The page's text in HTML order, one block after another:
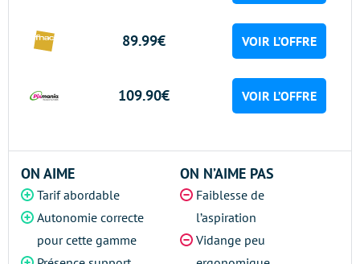
89.99€ VOIR L’OFFRE
109.90€ VOIR L’OFFRE
ON AIME
Tarif abordable
Autonomie correcte
pour cette gamme
ON N’AIME PAS
Faiblesse de
l’aspiration
Vidange peu